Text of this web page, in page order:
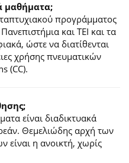
μαθήματα;
προγράμματος
και ΤΕΙ και τα
ώστε να διατίθενται
χρήσης πνευματικών
(CC).
είναι διαδικτυακά
Θεμελιώδης αρχή των
η ανοικτή, χωρίς